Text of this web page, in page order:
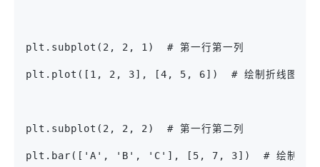
plt.subplot(2, 2, 1)  # 第一行第一列
plt.plot([1, 2, 3], [4, 5, 6])  # 绘制折线图
plt.subplot(2, 2, 2)  # 第一行第二列
plt.bar(['A', 'B', 'C'], [5, 7, 3])  # 绘制柱状